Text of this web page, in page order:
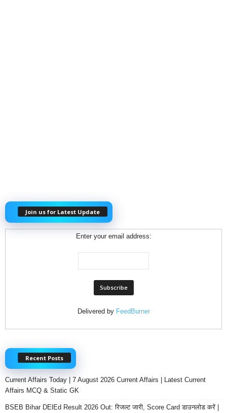
Join us for Latest Update
Enter your email address:
Delivered by FeedBurner
Recent Posts
Current Affairs Today | 7 August 2026 Current Affairs | Latest Current
Affairs MCQ & Static GK
BSEB Bihar DElEd Result 2026 Out: रिजल्ट जारी, Score Card डाउनलोड करें |